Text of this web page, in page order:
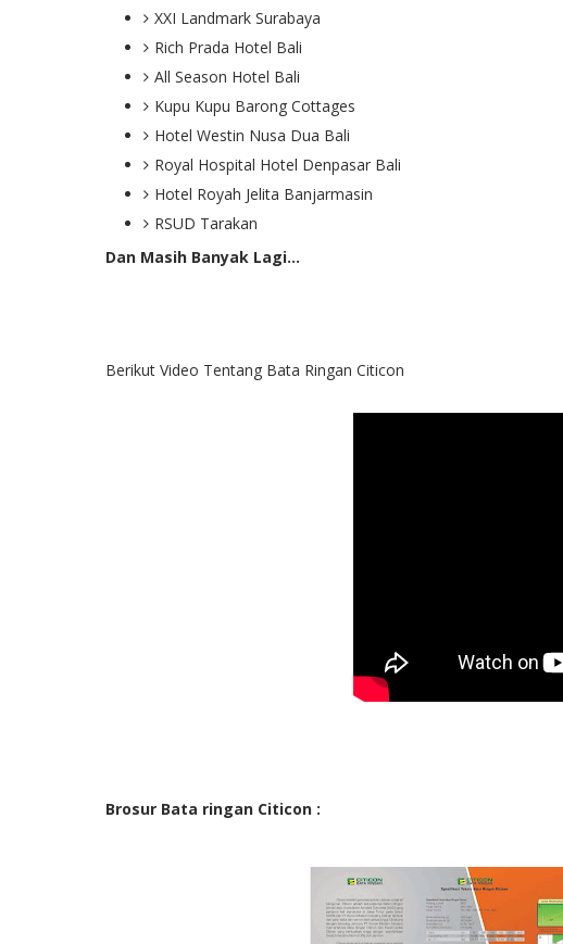
XXI Landmark Surabaya
Rich Prada Hotel Bali
All Season Hotel Bali
Kupu Kupu Barong Cottages
Hotel Westin Nusa Dua Bali
Royal Hospital Hotel Denpasar Bali
Hotel Royah Jelita Banjarmasin
RSUD Tarakan
Dan Masih Banyak Lagi...
Berikut Video Tentang Bata Ringan Citicon
Brosur Bata ringan Citicon :